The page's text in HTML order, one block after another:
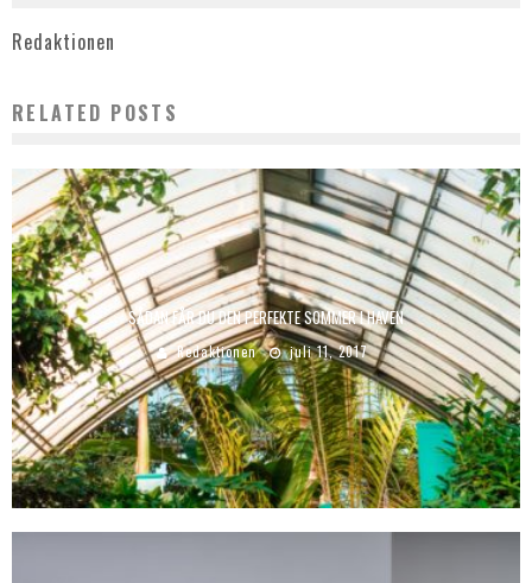
Redaktionen
RELATED POSTS
SÅDAN FÅR DU DEN PERFEKTE SOMMER I HAVEN
Redaktionen juli 11, 2017